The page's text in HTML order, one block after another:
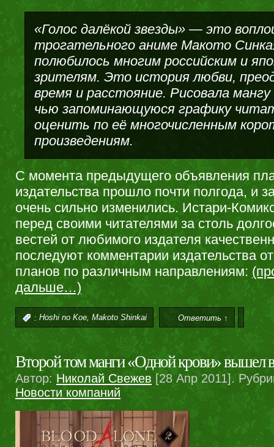
«Голос далёкой звезды» — это
трогательного аниме Макото
полюбилось многим российским и
зрителям. Это история любви,
время и расстояние. Рисовала
чью запоминающуюся графику
оценить по её многочисленным
произведениям.
С момента предыдущего объявления
издательства прошло почти полгода, и
очень сильно изменились. Истари-
перед своими читателями за столь
вестей от любимого издателя
последуют комментарии издательства
планов по различным направлениям:
дальше…)
: Hoshi no Koe, Makoto Shinkai Ответить ↑
Второй том манги «Одной крови» вышел в
Автор:Николай Свежев [28 Апр 2011].
Новости компаний